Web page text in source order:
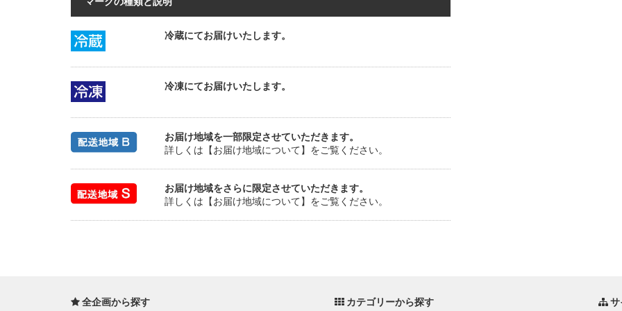
冷蔵にてお届けいたします。
冷凍にてお届けいたします。
お届け地域を一部限定させていただきます。
詳しくは【お届け地域について】をご覧ください。
お届け地域をさらに限定させていただきます。
詳しくは【お届け地域について】をご覧ください。
全企画から探す カテゴリーから探す サ